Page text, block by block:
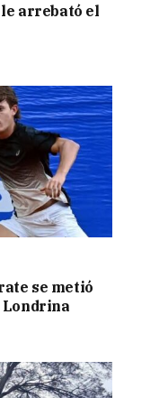
arrebató el
se metió
Londrina